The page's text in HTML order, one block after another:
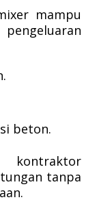
mampu
beton.
kontraktor
tanpa